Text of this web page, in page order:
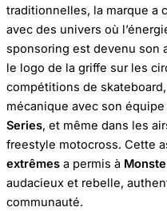
traditionnelles, la marque a
avec des univers où
sponsoring est devenu son
le logo de la griffe sur les
compétitions de
mécanique avec son équipe
Series, et même dans les
freestyle motocross. Cette
extrêmes a permis à
audacieux et rebelle,
communauté.